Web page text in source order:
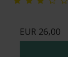
EUR 26,00